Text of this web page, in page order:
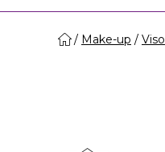
Make-up Viso